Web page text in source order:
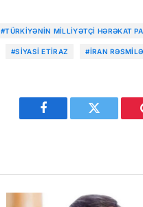
#TÜRKIYƏNIN MILLIYƏTÇI HƏRƏKAT
#SIYASI ETIRAZ #İRAN
Facebook Twitter